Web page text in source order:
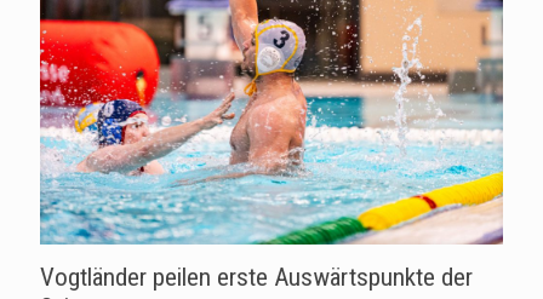
Vogtländer peilen erste Auswärtspunkte der